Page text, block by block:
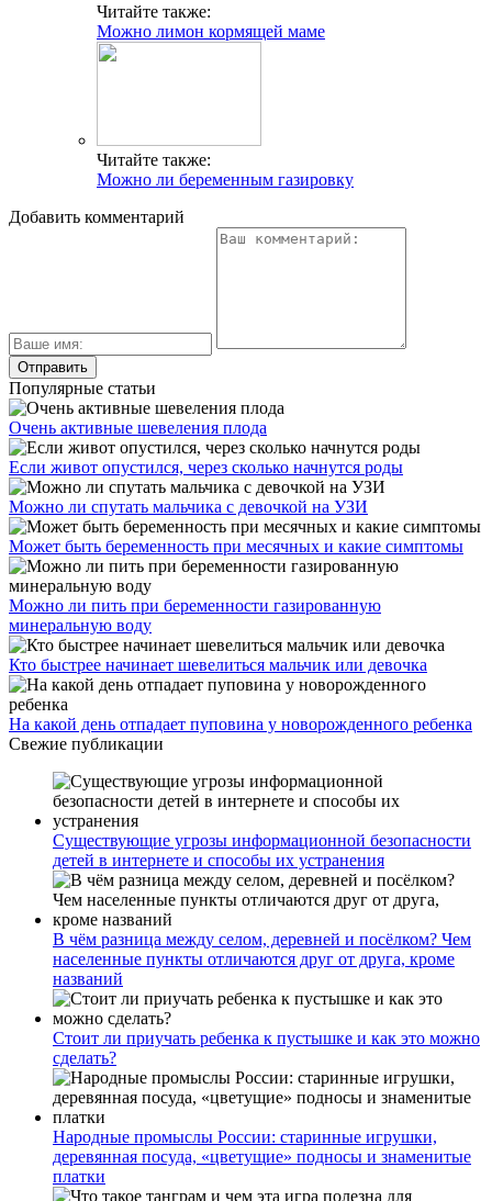
Читайте также:
Можно лимон кормящей маме
Читайте также:
Можно ли беременным газировку
Добавить комментарий
Популярные статьи
Очень активные шевеления плода
Если живот опустился, через сколько начнутся роды
Можно ли спутать мальчика с девочкой на УЗИ
Может быть беременность при месячных и какие симптомы
Можно ли пить при беременности газированную
минеральную воду
Кто быстрее начинает шевелиться мальчик или девочка
На какой день отпадает пуповина у новорожденного ребенка
Свежие публикации
Существующие угрозы информационной безопасности
детей в интернете и способы их устранения
В чём разница между селом, деревней и посёлком? Чем
населенные пункты отличаются друг от друга, кроме
названий
Стоит ли приучать ребенка к пустышке и как это можно
сделать?
Народные промыслы России: старинные игрушки,
деревянная посуда, «цветущие» подносы и знаменитые
платки